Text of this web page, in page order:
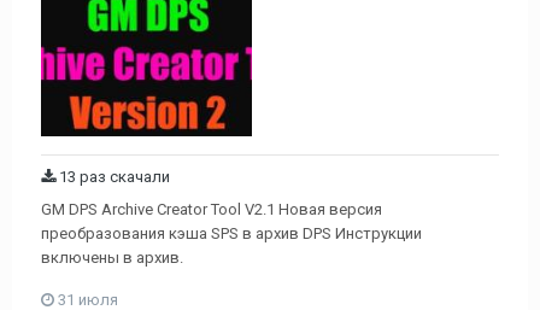
13 раз скачали
GM DPS Archive Creator Tool V2.1 Новая версия
преобразования кэша SPS в архив DPS Инструкции
включены в архив.
31 июля